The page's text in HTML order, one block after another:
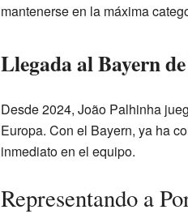
mantenerse en la máxima
Llegada al Bayern
Desde 2024, João Palhinha
Europa. Con el Bayern, ya ha
inmediato en el equipo.
Representando a